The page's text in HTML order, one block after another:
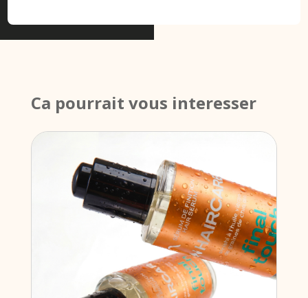
Ca pourrait vous interesser